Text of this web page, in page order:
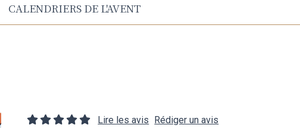
CALENDRIERS DE L'AVENT
Lire les avis Rédiger un avis